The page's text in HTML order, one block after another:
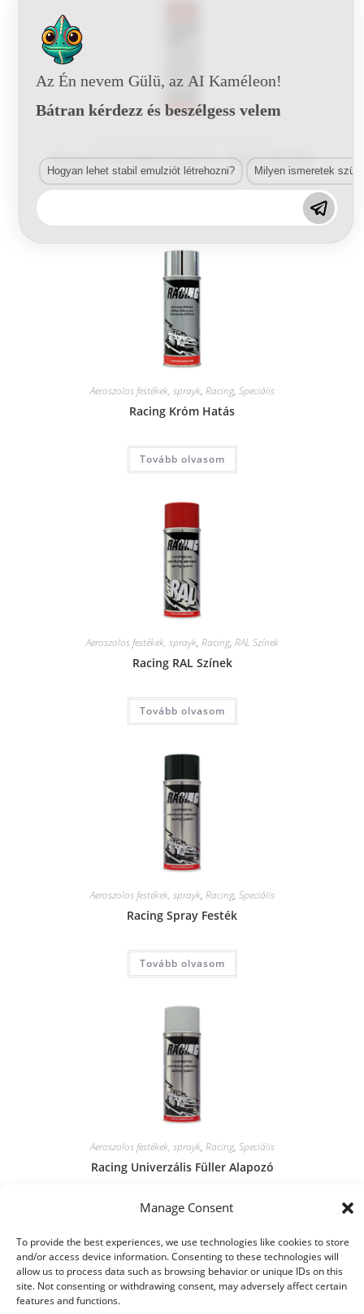
Manage Consent
To provide the best experiences, we use technologies like cookies to store
and/or access device information. Consenting to these technologies will
allow us to process data such as browsing behavior or unique IDs on this
site. Not consenting or withdrawing consent, may adversely affect certain
features and functions.
Racing Korróziógátló Alapozó – 400ml (288 058)
Aeroszolos festékek, sprayk, Racing, Speciális
Racing Króm Hatás
Tovább olvasom
Aeroszolos festékek, sprayk, Racing, RAL Színek
Racing RAL Színek
Tovább olvasom
Aeroszolos festékek, sprayk, Racing, Speciális
Racing Spray Festék
Tovább olvasom
Aeroszolos festékek, sprayk, Racing, Speciális
Racing Univerzális Füller Alapozó
Tovább olvasom
Az Én nevem Gülü, az AI Kaméleon!
Bátran kérdezz és beszélgess velem
Hogyan lehet stabil emulziót létrehozni? Milyen ismeretek